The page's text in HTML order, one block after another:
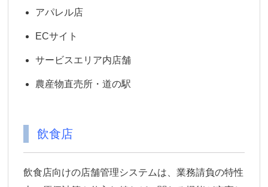
アパレル店
ECサイト
サービスエリア内店舗
農産物直売所・道の駅
飲食店
飲食店向けの店舗管理システムは、業務請負の特性